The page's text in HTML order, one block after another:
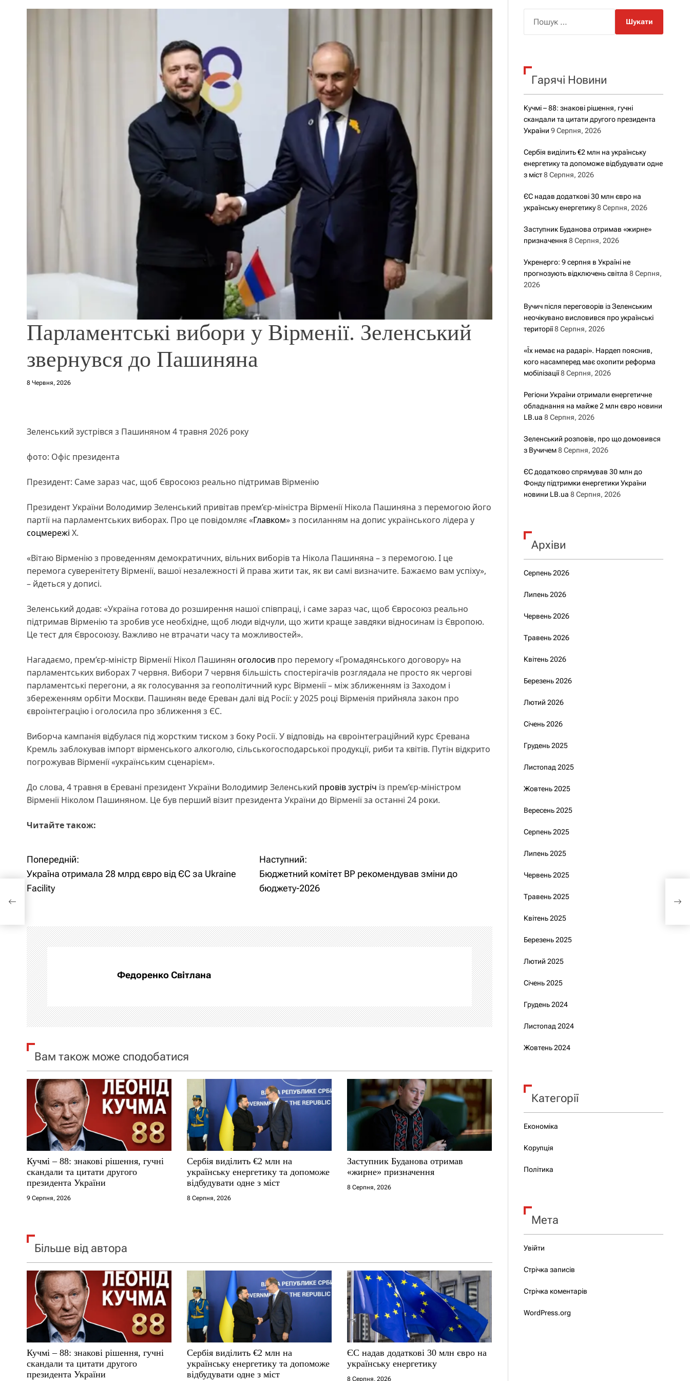
р
о
у
Парламентські вибори у Вірменії. Зеленський
звернувся до Пашиняна
8 Червня, 2026
Зеленський зустрівся з Пашиняном 4 травня 2026 року
фото: Офіс президента
Президент: Саме зараз час, щоб Євросоюз реально підтримав Вірменію
Президент України Володимир Зеленський привітав прем’єр-міністра Вірменії Нікола Пашиняна з перемогою його
партії на парламентських виборах. Про це повідомляє «Главком» з посиланням на допис українського лідера у
соцмережі Х.
«Вітаю Вірменію з проведенням демократичних, вільних виборів та Нікола Пашиняна – з перемогою. І це
перемога суверенітету Вірменії, вашої незалежності й права жити так, як ви самі визначите. Бажаємо вам успіху»,
– йдеться у дописі.
Зеленський додав: «Україна готова до розширення нашої співпраці, і саме зараз час, щоб Євросоюз реально
підтримав Вірменію та зробив усе необхідне, щоб люди відчули, що жити краще завдяки відносинам із Європою.
Це тест для Євросоюзу. Важливо не втрачати часу та можливостей».
Нагадаємо, прем’єр-міністр Вірменії Нікол Пашинян оголосив про перемогу «Громадянського договору» на
парламентських виборах 7 червня. Вибори 7 червня більшість спостерігачів розглядала не просто як чергові
парламентські перегони, а як голосування за геополітичний курс Вірменії – між зближенням із Заходом і
збереженням орбіти Москви. Пашинян веде Єреван далі від Росії: у 2025 році Вірменія прийняла закон про
євроінтеграцію і оголосила про зближення з ЄС.
Виборча кампанія відбулася під жорстким тиском з боку Росії. У відповідь на євроінтеграційний курс Єревана
Кремль заблокував імпорт вірменського алкоголю, сільськогосподарської продукції, риби та квітів. Путін відкрито
погрожував Вірменії «українським сценарієм».
До слова, 4 травня в Єревані президент України Володимир Зеленський провів зустріч із прем’єр-міністром
Вірменії Ніколом Пашиняном. Це був перший візит президента України до Вірменії за останні 24 роки.
Читайте також:
Н
а
і
г
а
ц
і
я
а
с
і
в
Попередній:
Україна отримала 28 млрд євро від ЄС за Ukraine
Facility
Наступний:
Бюджетний комітет ВР рекомендував зміни до
бюджету-2026
Федоренко Світлана
Вам також може сподобатися
Кучмі – 88: знакові рішення, гучні
скандали та цитати другого
президента України
9 Серпня, 2026
Сербія виділить €2 млн на
українську енергетику та допоможе
відбудувати одне з міст
8 Серпня, 2026
Заступник Буданова отримав
«жирне» призначення
8 Серпня, 2026
Більше від автора
Кучмі – 88: знакові рішення, гучні
скандали та цитати другого
президента України
Сербія виділить €2 млн на
українську енергетику та допоможе
відбудувати одне з міст
ЄС надав додаткові 30 млн євро на
українську енергетику
8 Серпня, 2026
к
Гарячі Новини
Кучмі – 88: знакові рішення, гучні
скандали та цитати другого президента
України 9 Серпня, 2026
Сербія виділить €2 млн на українську
енергетику та допоможе відбудувати одне
з міст 8 Серпня, 2026
ЄС надав додаткові 30 млн євро на
українську енергетику 8 Серпня, 2026
Заступник Буданова отримав «жирне»
призначення 8 Серпня, 2026
Укренерго: 9 серпня в Україні не
прогнозують відключень світла 8 Серпня,
2026
Вучич після переговорів із Зеленським
неочікувано висловився про українські
території 8 Серпня, 2026
«Їх немає на радарі». Нардеп пояснив,
кого насамперед має охопити реформа
мобілізації 8 Серпня, 2026
Регіони України отримали енергетичне
обладнання на майже 2 млн євро новини
LB.ua 8 Серпня, 2026
Зеленський розповів, про що домовився
з Вучичем 8 Серпня, 2026
ЄС додатково спрямував 30 млн до
Фонду підтримки енергетики України
новини LB.ua 8 Серпня, 2026
Архіви
Серпень 2026
Липень 2026
Червень 2026
Травень 2026
Квітень 2026
Березень 2026
Лютий 2026
Січень 2026
Грудень 2025
Листопад 2025
Жовтень 2025
Вересень 2025
Серпень 2025
Липень 2025
Червень 2025
Травень 2025
Квітень 2025
Березень 2025
Лютий 2025
Січень 2025
Грудень 2024
Листопад 2024
Жовтень 2024
Категорії
Економіка
Корупція
Політика
Мета
Увійти
Стрічка записів
Стрічка коментарів
WordPress.org